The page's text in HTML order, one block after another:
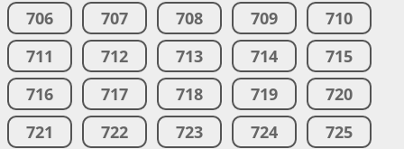
706
707 708 709
710
711
712 713 714
715
716
717 718 719
720
721
722 723 724
725